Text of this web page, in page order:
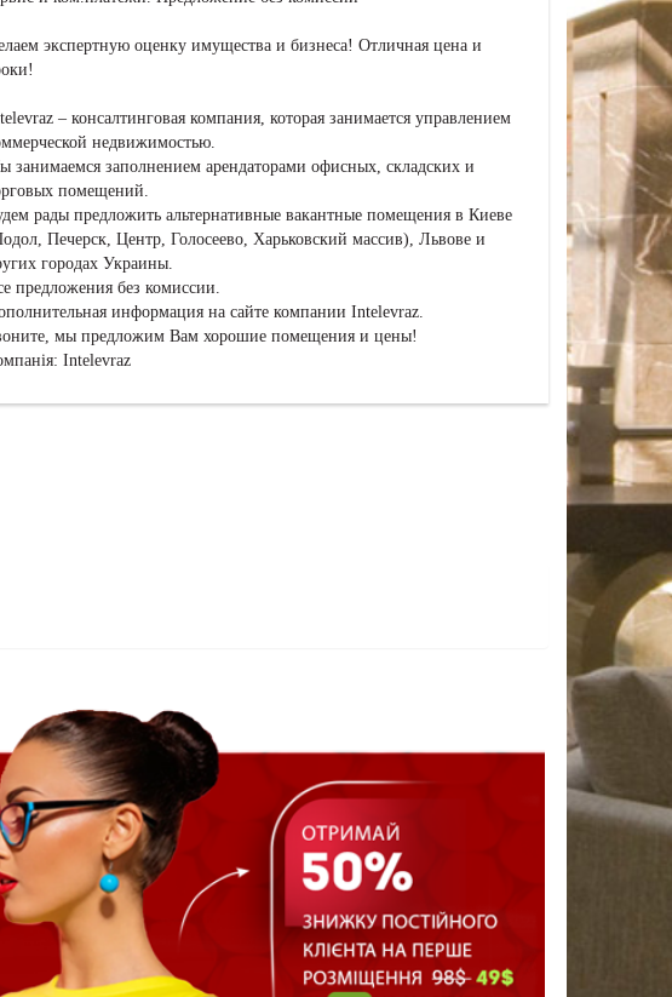
экспертную оценку имущества и бизнеса! Отличная цена и
– консалтинговая компания, которая занимается управлением
недвижимостью.
занимаемся заполнением арендаторами офисных, складских и
помещений.
рады предложить альтернативные вакантные помещения в Киеве
Печерск, Центр, Голосеево, Харьковский массив), Львове и
городах Украины.
предложения без комиссии.
информация на сайте компании Intelevraz.
мы предложим Вам хорошие помещения и цены!
Intelevraz